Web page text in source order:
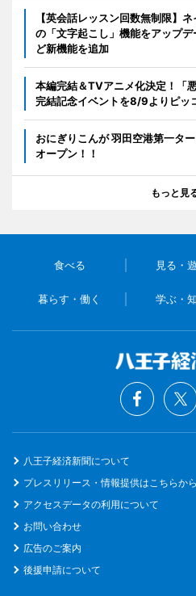
【英会話レッスン回数無制限】
の「文字起こし」機能をアップ
ど新機能を追加
本編完結＆TVアニメ化決定！「
完結記念イベントを8/9よりピッ
おにぎりこんが 羽田空港第一タ
オープン！！
もっと見
食べる 見る・
暮らす・働く 学ぶ・
八王子経済新聞について
プレスリリース・情報提供はこちらから
アクセスデータの利用について
お問い合わせ
広告のご案内
後援申請について